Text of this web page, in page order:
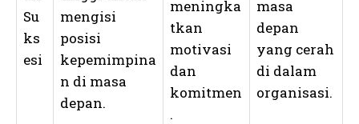
Su
ks
esi
mengisi
posisi
kepemimpina
n di masa
depan.
meningka
tkan
motivasi
dan
komitmen
.
masa
depan
yang cerah
di dalam
organisasi.